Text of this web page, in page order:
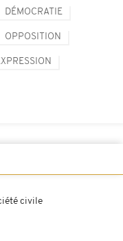
DÉMOCRATIE
OPPOSITION
civile